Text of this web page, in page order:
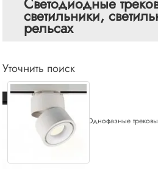
светильники,
рельсах
Уточнить поиск
Однофазные